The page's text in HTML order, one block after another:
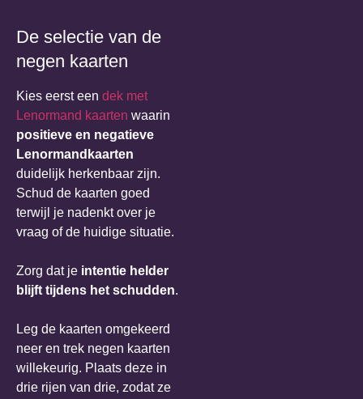
De selectie van de
negen kaarten
Kies eerst een dek met
Lenormand kaarten waarin
positieve en negatieve
Lenormandkaarten
duidelijk herkenbaar zijn.
Schud de kaarten goed
terwijl je nadenkt over je
vraag of de huidige situatie.
Zorg dat je intentie helder
blijft tijdens het schudden.
Leg de kaarten omgekeerd
neer en trek negen kaarten
willekeurig. Plaats deze in
drie rijen van drie, zodat ze